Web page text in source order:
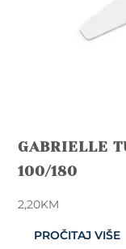
GABRIELLE
100/180
2,20KM
PROČITAJ VIŠE